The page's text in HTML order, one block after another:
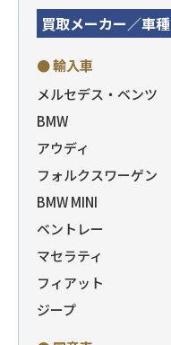
買取メーカー／車種
● 輸入車
メルセデス・ベンツ
BMW
アウディ
フォルクスワーゲン
BMW MINI
ベントレー
マセラティ
フィアット
ジープ